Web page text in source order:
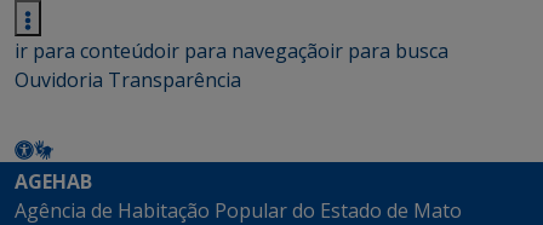
ir para conteúdoir para navegaçãoir para busca
Ouvidoria Transparência
AGEHAB
Agência de Habitação Popular do Estado de Mato